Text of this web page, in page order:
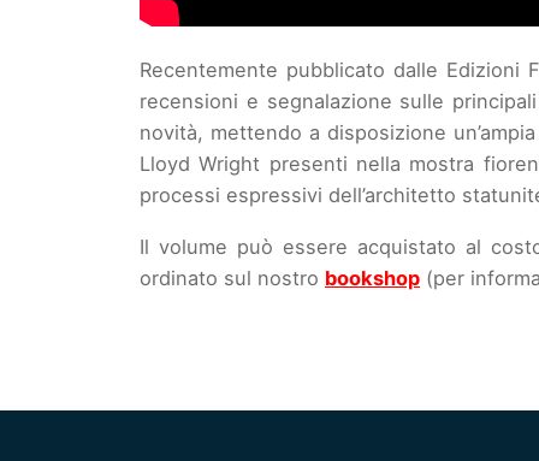
Recentemente pubblicato dalle Edizioni
recensioni e segnalazione sulle
novità, mettendo a disposizione
Lloyd Wright presenti nella mostra
processi espressivi dell’architetto
Il volume può essere acquistato al
ordinato sul nostro bookshop (per